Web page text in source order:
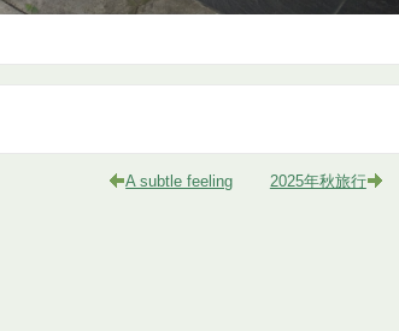
A subtle feeling 2025年秋旅行